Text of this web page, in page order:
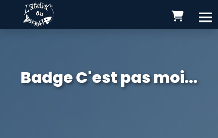
Badge C'est pas moi...